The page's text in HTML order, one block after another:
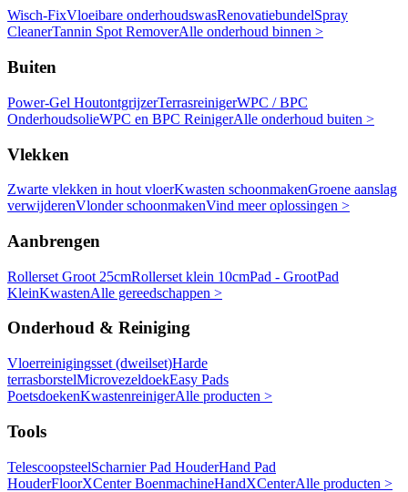
Wisch-FixVloeibare onderhoudswasRenovatiebundelSpray
CleanerTannin Spot RemoverAlle onderhoud binnen >
Buiten
Power-Gel HoutontgrijzerTerrasreinigerWPC / BPC
OnderhoudsolieWPC en BPC ReinigerAlle onderhoud buiten >
Vlekken
Zwarte vlekken in hout vloerKwasten schoonmakenGroene aanslag
verwijderenVlonder schoonmakenVind meer oplossingen >
Aanbrengen
Rollerset Groot 25cmRollerset klein 10cmPad - GrootPad
KleinKwastenAlle gereedschappen >
Onderhoud & Reiniging
Vloerreinigingsset (dweilset)Harde
terrasborstelMicrovezeldoekEasy Pads
PoetsdoekenKwastenreinigerAlle producten >
Tools
TelescoopsteelScharnier Pad HouderHand Pad
HouderFloorXCenter BoenmachineHandXCenterAlle producten >